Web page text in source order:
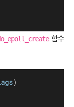
함수
)